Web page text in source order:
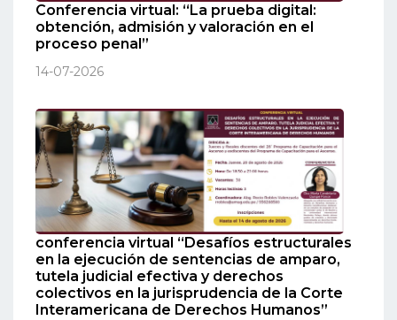
Conferencia virtual: “La prueba digital:
obtención, admisión y valoración en el
proceso penal”
14-07-2026
conferencia virtual “Desafíos estructurales
en la ejecución de sentencias de amparo,
tutela judicial efectiva y derechos
colectivos en la jurisprudencia de la Corte
Interamericana de Derechos Humanos”